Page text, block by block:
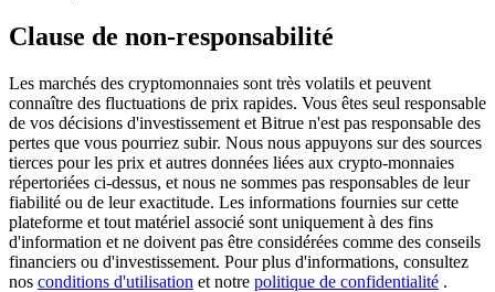
Exclusive for BitMart Users
Register & Trade to Win 500,000 USDT
Precious Metals Trading Carnival
Trade Gold & Silver · 33,333 USDT Bonus
Clause de non-responsabilité
Les marchés des cryptomonnaies sont très volatils et peuvent
connaître des fluctuations de prix rapides. Vous êtes seul responsable
de vos décisions d'investissement et Bitrue n'est pas responsable des
pertes que vous pourriez subir. Nous nous appuyons sur des sources
tierces pour les prix et autres données liées aux crypto-monnaies
répertoriées ci-dessus, et nous ne sommes pas responsables de leur
fiabilité ou de leur exactitude. Les informations fournies sur cette
plateforme et tout matériel associé sont uniquement à des fins
d'information et ne doivent pas être considérées comme des conseils
financiers ou d'investissement. Pour plus d'informations, consultez
nos conditions d'utilisation et notre politique de confidentialité .